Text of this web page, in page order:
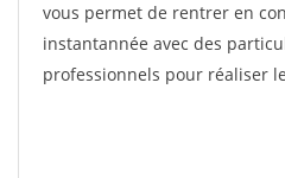
vous permet de rentrer en
instantannée avec des
professionnels pour réaliser